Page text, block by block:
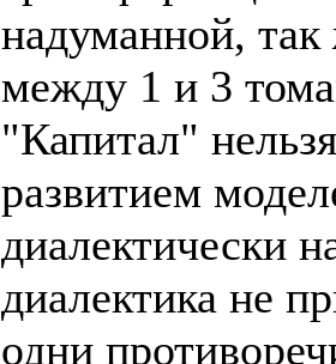
надуманной,
между 1 и 3
"Капитал"
развитием
диалектически
диалектика не
одни